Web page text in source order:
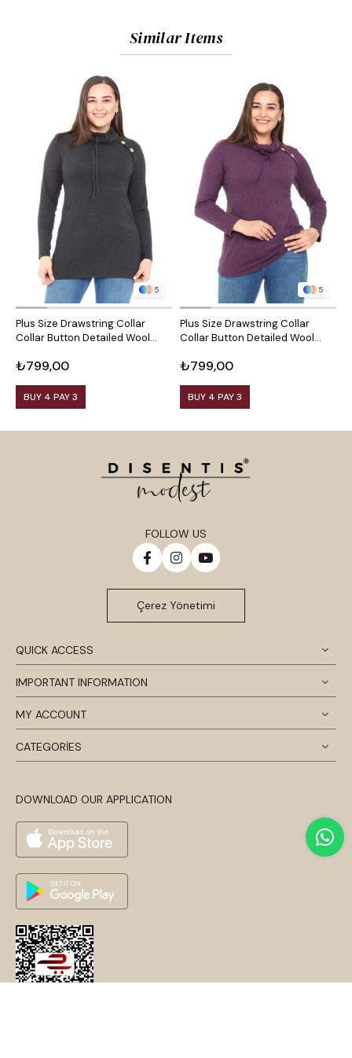
Similar Items
5
Plus Size Drawstring Collar
Collar Button Detailed Wool
₺799,00
BUY 4 PAY 3
5
Plus Size Drawstring Collar
Collar Button Detailed Wool
₺799,00
BUY 4 PAY 3
QUICK ACCESS
IMPORTANT INFORMATION
MY ACCOUNT
CATEGORİES
DOWNLOAD OUR APPLICATION
FOLLOW US
Çerez Yönetimi